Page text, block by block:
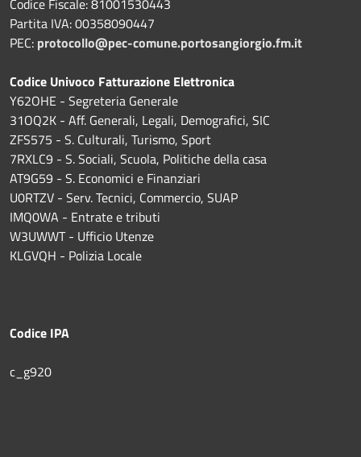
Partita IVA: 00358090447
PEC: protocollo@pec-comune.portosangiorgio.fm.it
Codice Univoco Fatturazione Elettronica
Y62OHE - Segreteria Generale
31OQ2K - Aff. Generali, Legali, Demografici, SIC
ZFS575 - S. Culturali, Turismo, Sport
7RXLC9 - S. Sociali, Scuola, Politiche della casa
AT9G59 - S. Economici e Finanziari
U0RTZV - Serv. Tecnici, Commercio, SUAP
IMQ0WA - Entrate e tributi
W3UWWT - Ufficio Utenze
KLGVQH - Polizia Locale
Codice IPA
c_g920